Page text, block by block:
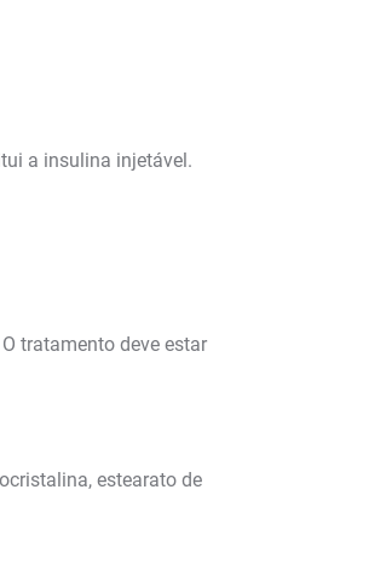
a insulina injetável.
tratamento deve estar
estearato de